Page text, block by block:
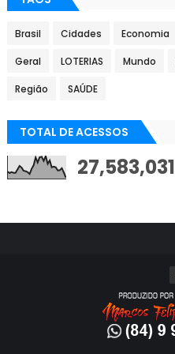
Brasil Cidades Economia
Geral LOTERIAS Mundo
Região SAÚDE
TOTAL DE ACESSOS
27,583,031